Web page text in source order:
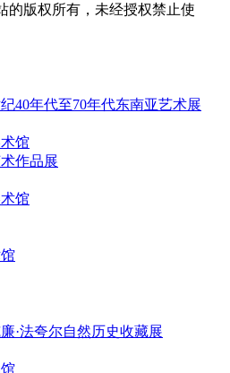
的版权所有，未经授权禁止使
40年代至70年代东南亚艺术展
馆
作品展
馆
·法夸尔自然历史收藏展